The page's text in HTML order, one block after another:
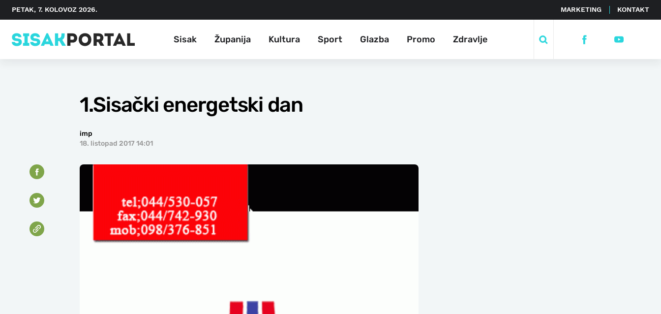
PETAK, 7. KOLOVOZ 2026. MARKETING KONTAKT
Sisak Županija Kultura Sport Glazba Promo Zdravlje
1.Sisački energetski dan
imp
18. listopad 2017 14:01